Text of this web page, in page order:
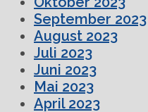
September 2023
August 2023
Juli 2023
Juni 2023
Mai 2023
April 2023